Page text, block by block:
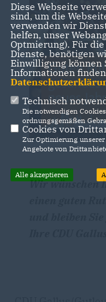
Wir wünschen
Diese Webseite
sind, um die
verwenden wir
helfen, unser
Optmierung). Für
Dienste, benötigen
Einwilligung können
Informationen
Technisch
Die notwendigen
ordnungsgemäßen
Cookies von
Zur Optimierung
Angebote von
Alle akzeptieren